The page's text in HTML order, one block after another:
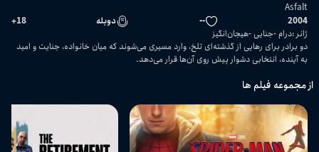
Asfalt
2004
-- دوبله 18
+
ژانر:درام جنایی هیجان‌انگیز
دو برادر برای رهایی از گذشته‌ای تلخ، وارد مسیری می‌شوند که میان خانواده، جنایت و امید
به آینده، انتخابی دشوار پیش روی آن‌ها قرار می‌دهد.
از مجموعه فیلم ها